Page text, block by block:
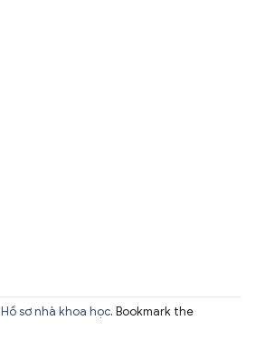
Hồ sơ nhà khoa học. Bookmark the